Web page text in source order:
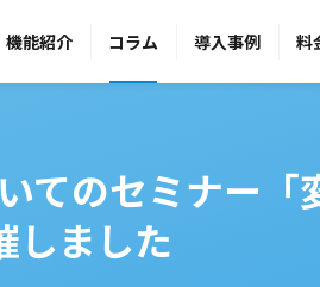
機能紹介 コラム 導入事例 料
てのセミナー「
しました